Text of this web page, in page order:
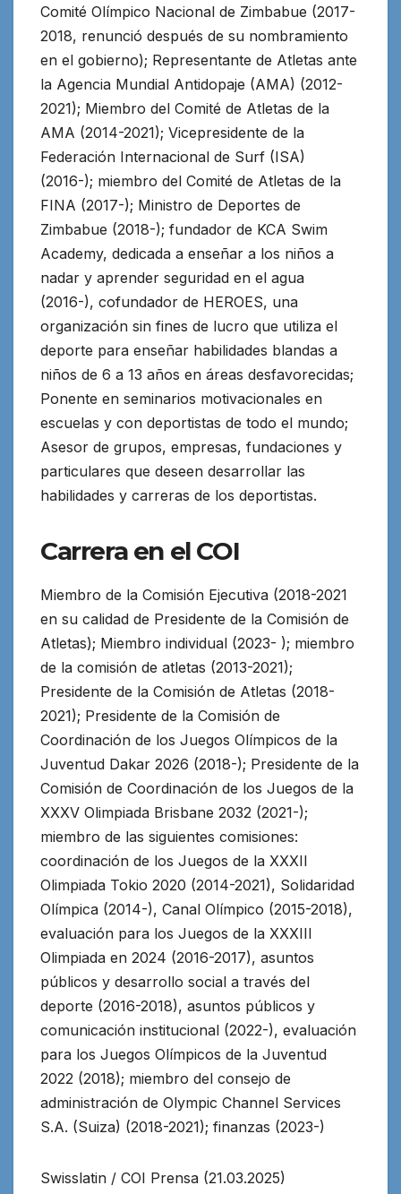
Comité Olímpico Nacional de Zimbabue (2017-
2018, renunció después de su nombramiento
en el gobierno); Representante de Atletas ante
la Agencia Mundial Antidopaje (AMA) (2012-
2021); Miembro del Comité de Atletas de la
AMA (2014-2021); Vicepresidente de la
Federación Internacional de Surf (ISA)
(2016-); miembro del Comité de Atletas de la
FINA (2017-); Ministro de Deportes de
Zimbabue (2018-); fundador de KCA Swim
Academy, dedicada a enseñar a los niños a
nadar y aprender seguridad en el agua
(2016-), cofundador de HEROES, una
organización sin fines de lucro que utiliza el
deporte para enseñar habilidades blandas a
niños de 6 a 13 años en áreas desfavorecidas;
Ponente en seminarios motivacionales en
escuelas y con deportistas de todo el mundo;
Asesor de grupos, empresas, fundaciones y
particulares que deseen desarrollar las
habilidades y carreras de los deportistas.
Carrera en el COI
Miembro de la Comisión Ejecutiva (2018-2021
en su calidad de Presidente de la Comisión de
Atletas); Miembro individual (2023- ); miembro
de la comisión de atletas (2013-2021);
Presidente de la Comisión de Atletas (2018-
2021); Presidente de la Comisión de
Coordinación de los Juegos Olímpicos de la
Juventud Dakar 2026 (2018-); Presidente de la
Comisión de Coordinación de los Juegos de la
XXXV Olimpiada Brisbane 2032 (2021-);
miembro de las siguientes comisiones:
coordinación de los Juegos de la XXXII
Olimpiada Tokio 2020 (2014-2021), Solidaridad
Olímpica (2014-), Canal Olímpico (2015-2018),
evaluación para los Juegos de la XXXIII
Olimpiada en 2024 (2016-2017), asuntos
públicos y desarrollo social a través del
deporte (2016-2018), asuntos públicos y
comunicación institucional (2022-), evaluación
para los Juegos Olímpicos de la Juventud
2022 (2018); miembro del consejo de
administración de Olympic Channel Services
S.A. (Suiza) (2018-2021); finanzas (2023-)
Swisslatin / COI Prensa (21.03.2025)